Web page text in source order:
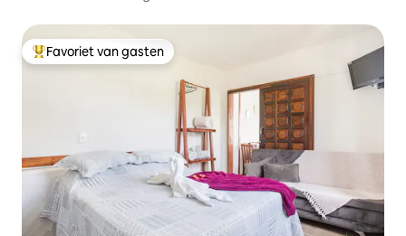
Topfavoriet van gasten
Favoriet van gasten